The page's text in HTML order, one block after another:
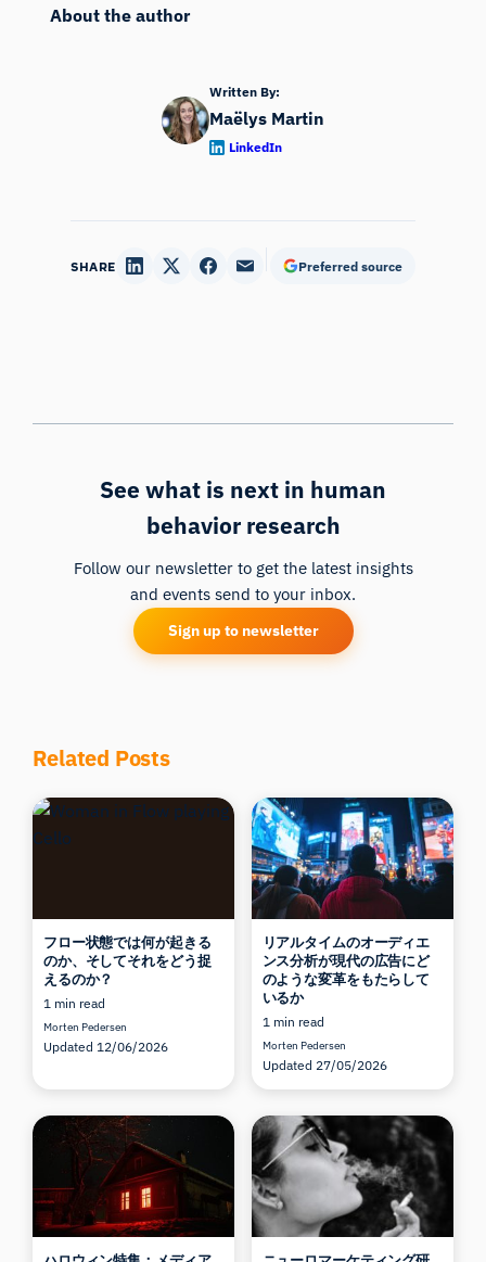
About the author
Written By:
Maëlys Martin
LinkedIn
SHARE Preferred source
See what is next in human
behavior research
Follow our newsletter to get the latest insights
and events send to your inbox.
Sign up to newsletter
Related Posts
フロー状態では何が起きる
のか、そしてそれをどう捉
えるのか？
1 min read
Morten Pedersen
Updated 12/06/2026
リアルタイムのオーディエ
ンス分析が現代の広告にど
のような変革をもたらして
いるか
1 min read
Morten Pedersen
Updated 27/05/2026